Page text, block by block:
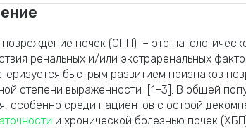
почек (ОПП) – это
ренальных и/или экстраренальных
быстрым развитием признаков
степени выраженности [1–3]. В общей
особенно среди пациентов с острой
и хронической болезнью почек